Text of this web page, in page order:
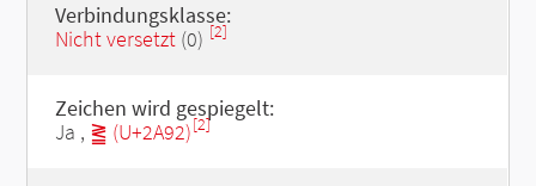
Verbindungsklasse:
Nicht versetzt(0) [2]
Zeichen wird gespiegelt:
Ja , ⪒ (U+2A92)[2]